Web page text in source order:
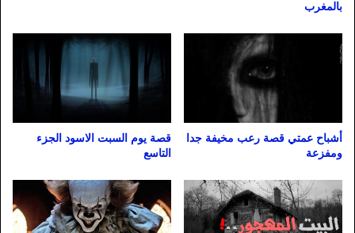
بالمغرب
أشباح عمتي قصة رعب مخيفة جدا
ومفزعة
قصة يوم السبت الاسود الجزء
التاسع